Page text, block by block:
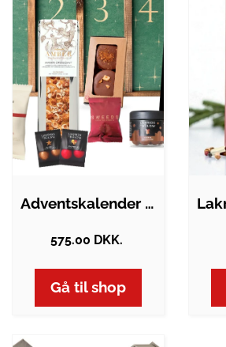
Adventskalender | Danske luksuslækkerier
575.00 DKK.
Gå til shop